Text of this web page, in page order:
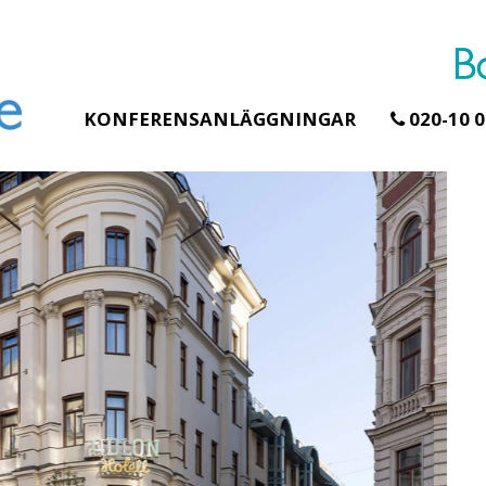
KONFERENSANLÄGGNINGAR 020-10
Erbjudande från Åhus Seaside
SPA & Konferens
Åhus Seaside Take
Over erbjudande
Ta över ett helt hotell. På
stranden i Åhus. För grupper
erbjuder vi en full abonnering
av Åhus Seaside SPA &
Konferens. Under er vistelse är
hela hotellet ert ...
Erbjudande från
Hela
teamet –
skogen ingår
Samla teamet för två
konferensdagar med
övernattning i
skogsmiljö, endast
minuter från
bokar vårt